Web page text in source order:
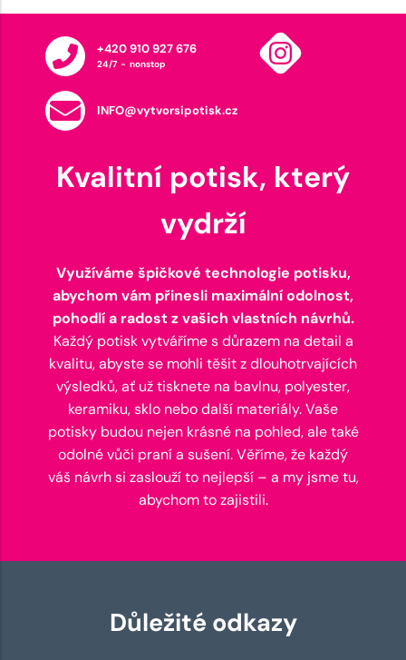
+420 910 927 676
24/7 - nonstop
INFO@vytvorsipotisk.cz
Kvalitní potisk, který
vydrží
Využíváme špičkové technologie potisku,
abychom vám přinesli maximální odolnost,
pohodlí a radost z vašich vlastních návrhů.
Každý potisk vytváříme s důrazem na detail a
kvalitu, abyste se mohli těšit z dlouhotrvajících
výsledků, ať už tisknete na bavlnu, polyester,
keramiku, sklo nebo další materiály. Vaše
potisky budou nejen krásné na pohled, ale také
odolné vůči praní a sušení. Věříme, že každý
váš návrh si zaslouží to nejlepší – a my jsme tu,
abychom to zajistili.
Důležité odkazy